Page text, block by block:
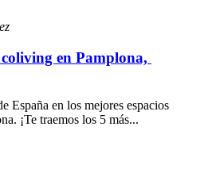
en Pamplona,
España en los mejores espacios
¡Te traemos los 5 más...